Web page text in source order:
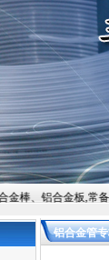
铝合金板,常备材
铝合金管